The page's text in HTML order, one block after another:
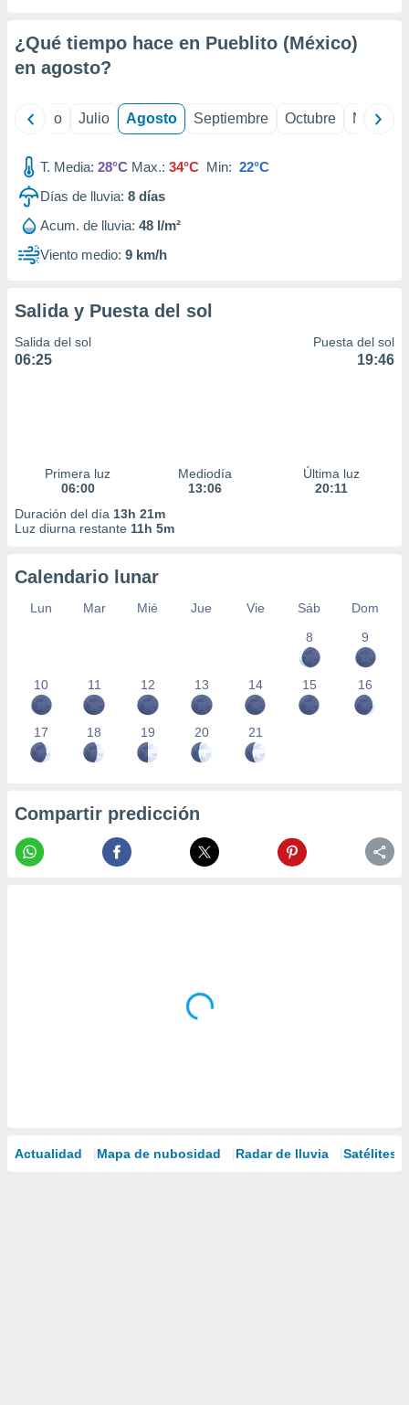
e
mediante
publicidad
publicidad
de
1199
¿Qué tiempo hace en Pueblito (México)
en agosto?
Junio Julio Agosto Septiembre Octubre
T. Media: 28°C Max.: 34°C Min: 22°C
Días de lluvia: 8 días
Acum. de lluvia: 48 l/m²
Viento medio: 9 km/h
Salida y Puesta del sol
Salida del sol
06:25
Puesta del sol
19:46
Primera luz
06:00
Mediodía
13:06
Última luz
20:11
Duración del día 13h 21m
Luz diurna restante 11h 5m
Calendario lunar
Lun Mar Mié Jue Vie Sáb
Dom
8
9
10 11 12 13 14 15 16
17 18 19 20 21
Compartir predicción
Actualidad Mapa de nubosidad Radar de lluvia Satélites